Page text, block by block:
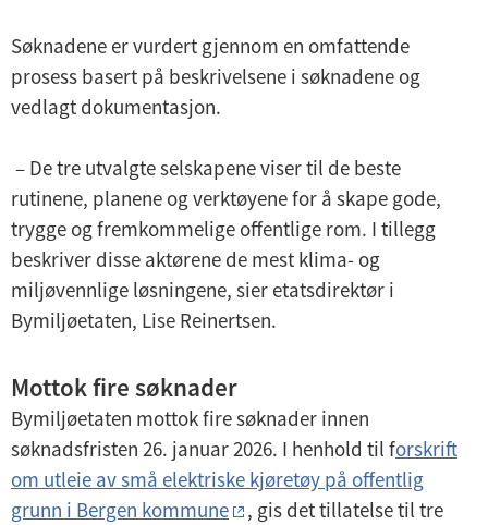
Søknadene er vurdert gjennom en omfattende
prosess basert på beskrivelsene i søknadene og
vedlagt dokumentasjon.
– De tre utvalgte selskapene viser til de beste
rutinene, planene og verktøyene for å skape gode,
trygge og fremkommelige offentlige rom. I tillegg
beskriver disse aktørene de mest klima- og
miljøvennlige løsningene, sier etatsdirektør i
Bymiljøetaten, Lise Reinertsen.
Mottok fire søknader
Bymiljøetaten mottok fire søknader innen
søknadsfristen 26. januar 2026. I henhold til forskrift
om utleie av små elektriske kjøretøy på offentlig
grunn i Bergen kommune
, gis det tillatelse til tre